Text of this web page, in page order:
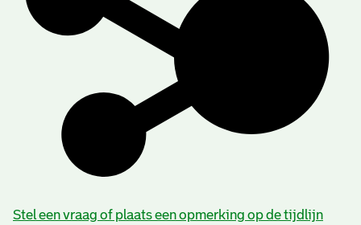
Stel een vraag of plaats een opmerking op de tijdlijn